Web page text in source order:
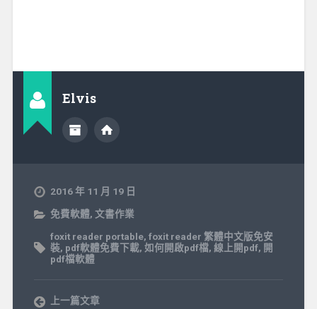
Elvis
2016 年 11 月 19 日
免費軟體, 文書作業
foxit reader portable, foxit reader 繁體中文版免安
裝, pdf軟體免費下載, 如何開啟pdf檔, 線上開pdf, 開
pdf檔軟體
上一篇文章